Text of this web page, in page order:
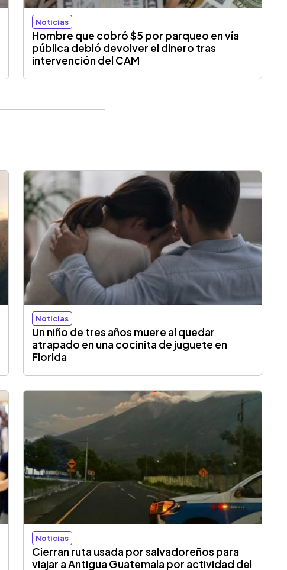
Noticias
Hombre que cobró $5 por parqueo en vía
pública debió devolver el dinero tras
intervención del CAM
Noticias
Un niño de tres años muere al quedar
atrapado en una cocinita de juguete en
Florida
Noticias
Cierran ruta usada por salvadoreños para
viajar a Antigua Guatemala por actividad del